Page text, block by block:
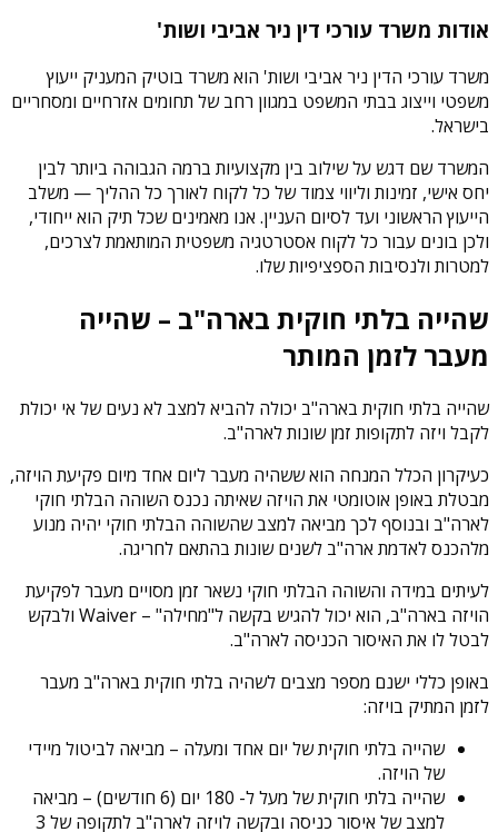
אודות משרד עורכי דין ניר אביבי ושות'
משרד עורכי הדין ניר אביבי ושות' הוא משרד בוטיק המעניק ייעוץ
משפטי וייצוג בבתי המשפט במגוון רחב של תחומים אזרחיים ומסחריים
בישראל.
המשרד שם דגש על שילוב בין מקצועיות ברמה הגבוהה ביותר לבין
יחס אישי, זמינות וליווי צמוד של כל לקוח לאורך כל ההליך — משלב
הייעוץ הראשוני ועד לסיום העניין. אנו מאמינים שכל תיק הוא ייחודי,
ולכן בונים עבור כל לקוח אסטרטגיה משפטית המותאמת לצרכים,
למטרות ולנסיבות הספציפיות שלו.
שהייה בלתי חוקית בארה"ב – שהייה
מעבר לזמן המותר
שהייה בלתי חוקית בארה"ב יכולה להביא למצב לא נעים של אי יכולת
לקבל ויזה לתקופות זמן שונות לארה"ב.
כעיקרון הכלל המנחה הוא ששהיה מעבר ליום אחד מיום פקיעת הויזה,
מבטלת באופן אוטומטי את הויזה שאיתה נכנס השוהה הבלתי חוקי
לארה"ב ובנוסף לכך מביאה למצב שהשוהה הבלתי חוקי יהיה מנוע
מלהכנס לאדמת ארה"ב לשנים שונות בהתאם לחריגה.
לעיתים במידה והשוהה הבלתי חוקי נשאר זמן מסויים מעבר לפקיעת
הויזה בארה"ב, הוא יכול להגיש בקשה ל"מחילה" – Waiver ולבקש
לבטל לו את האיסור הכניסה לארה"ב.
באופן כללי ישנם מספר מצבים לשהיה בלתי חוקית בארה"ב מעבר
לזמן המתיק בויזה:
שהייה בלתי חוקית של יום אחד ומעלה – מביאה לביטול מיידי
של הויזה.
שהייה בלתי חוקית של מעל ל- 180 יום (6 חודשים) – מביאה
למצב של איסור כניסה ובקשה לויזה לארה"ב לתקופה של 3